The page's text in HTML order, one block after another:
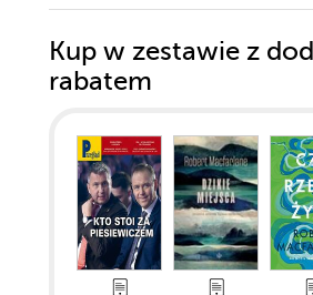
Kup w zestawie z
rabatem